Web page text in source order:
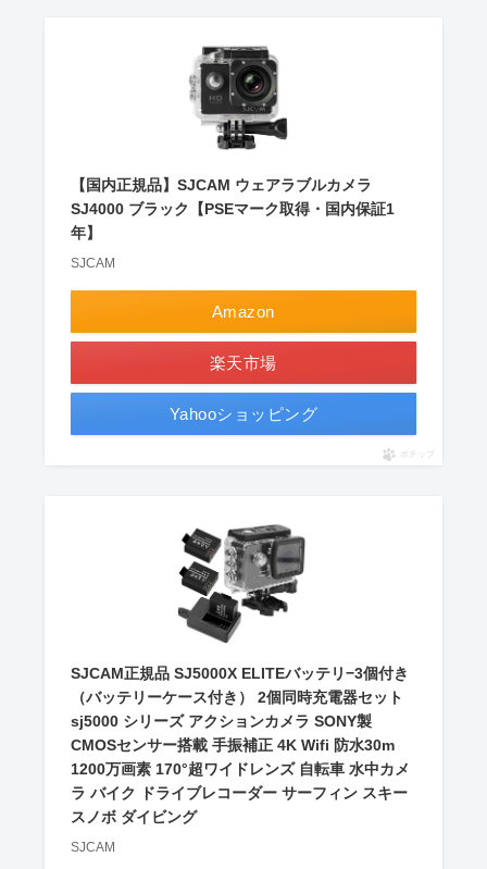
【国内正規品】SJCAM ウェアラブルカメラ
SJ4000 ブラック【PSEマーク取得・国内保証1
年】
SJCAM
Amazon
楽天市場
Yahooショッピング
ポチップ
SJCAM正規品 SJ5000X ELITEバッテリ−3個付き
（バッテリーケース付き） 2個同時充電器セット
sj5000 シリーズ アクションカメラ SONY製
CMOSセンサー搭載 手振補正 4K Wifi 防水30m
1200万画素 170°超ワイドレンズ 自転車 水中カメ
ラ バイク ドライブレコーダー サーフィン スキー
スノボ ダイビング
SJCAM